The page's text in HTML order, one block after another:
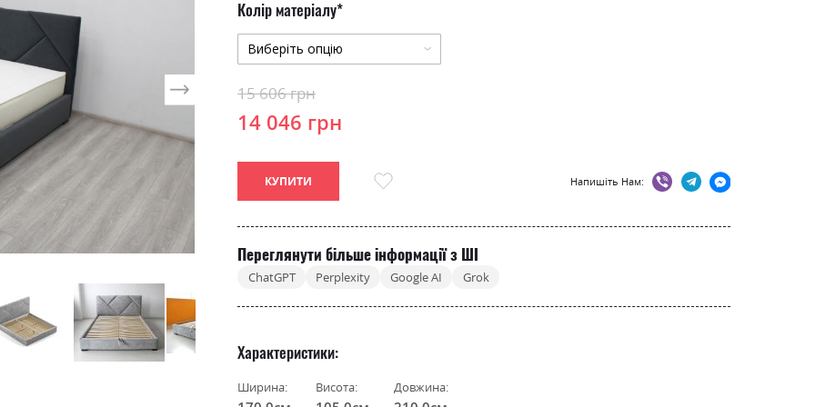
Колір матеріалу
14 046 грн
15 606 грн
КУПИТИ Напишіть Нам:
Переглянути більше інформації з ШІ
ChatGPT Perplexity Google AI Grok
Характеристики
Ширина: Висота: Довжина: